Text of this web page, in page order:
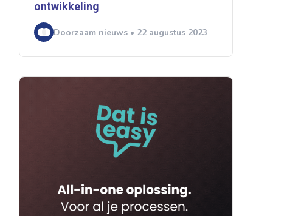
ontwikkeling
Doorzaam nieuws • 22 augustus 2023